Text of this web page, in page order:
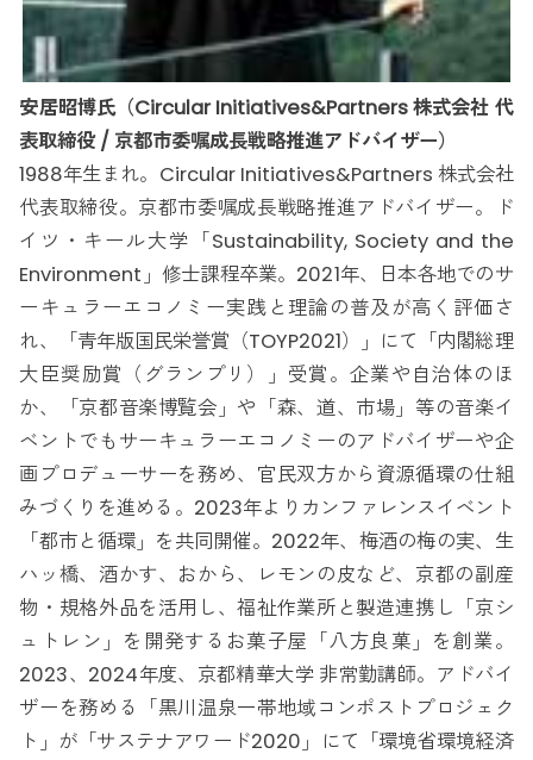
安居昭博氏（Circular Initiatives&Partners 株式会社 代
表取締役 / 京都市委嘱成長戦略推進アドバイザー）
1988年生まれ。Circular Initiatives&Partners 株式会社
代表取締役。京都市委嘱成長戦略推進アドバイザー。ド
イツ・キール大学「Sustainability, Society and the
Environment」修士課程卒業。2021年、日本各地でのサ
ーキュラーエコノミー実践と理論の普及が高く評価さ
れ、「青年版国民栄誉賞（TOYP2021）」にて「内閣総理
大臣奨励賞（グランプリ）」受賞。企業や自治体のほ
か、「京都音楽博覧会」や「森、道、市場」等の音楽イ
ベントでもサーキュラーエコノミーのアドバイザーや企
画プロデューサーを務め、官民双方から資源循環の仕組
みづくりを進める。2023年よりカンファレンスイベント
「都市と循環」を共同開催。2022年、梅酒の梅の実、生
ハッ橋、酒かす、おから、レモンの皮など、京都の副産
物・規格外品を活用し、福祉作業所と製造連携し「京シ
ュトレン」を開発するお菓子屋「八方良菓」を創業。
2023、2024年度、京都精華大学 非常勤講師。アドバイ
ザーを務める「黒川温泉一帯地域コンポストプロジェク
ト」が「サステナアワード2020」にて「環境省環境経済